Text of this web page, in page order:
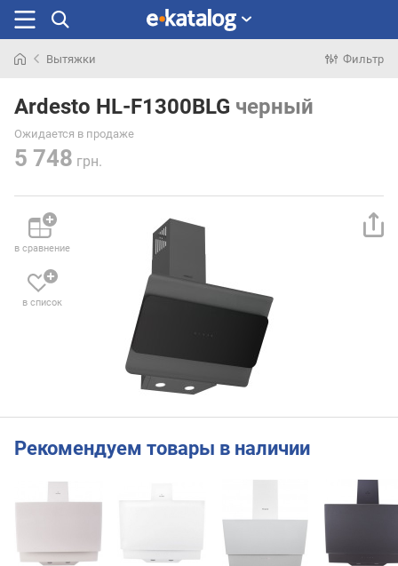
раньше
Вытяжки Фильтр
Ardesto HL-F1300BLG черный
Ожидается в продаже
5 748 грн.
в сравнение
в список
Рекомендуем товары в наличии